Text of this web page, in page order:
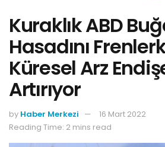
Kuraklık ABD
Hasadını
Küresel Arz
Artırıyor
by Haber Merkezi
16 Mart 2022
Reading Time: 2 mins read